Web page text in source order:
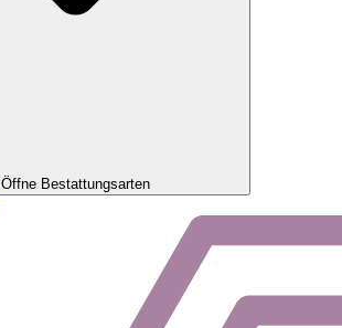
Öffne Bestattungsarten